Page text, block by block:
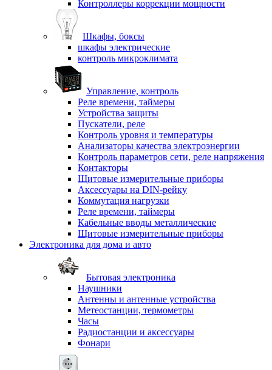
Контроллеры коррекции мощности
Шкафы, боксы
шкафы электрические
контроль микроклимата
Управление, контроль
Реле времени, таймеры
Устройства защиты
Пускатели, реле
Контроль уровня и температуры
Анализаторы качества электроэнергии
Контроль параметров сети, реле напряжения
Контакторы
Щитовые измерительные приборы
Аксессуары на DIN-рейку
Коммутация нагрузки
Реле времени, таймеры
Кабельные вводы металлические
Щитовые измерительные приборы
Электроника для дома и авто
Бытовая электроника
Наушники
Антенны и антенные устройства
Метеостанции, термометры
Часы
Радиостанции и аксессуары
Фонари